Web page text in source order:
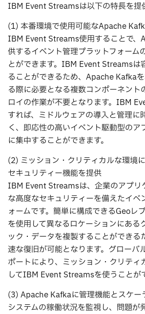
IBM Event Streamsは以下の特長を提
(1) 本番環境で使用可能なApache
IBM Event Streams使用することで、
供するイベント管理プラットフォーム
とができます。IBM Event Streamsは
ることができるため、Apache Kafka
る際に必要となる複数コンポーネント
ロイの作業が不要となります。IBM
すれば、ミドルウェアの導入と管理に
く、即応性の高いイベント駆動型のア
に集中することができます。
(2) ミッション・クリティカルな環境
セキュリティー機能を提供
IBM Event Streamsは、企業のアプリ
な高度なセキュリティーを備えたイベ
ォームです。簡単に構成できるGeoレ
を使用して異なるロケーションにある
ック・データを複製することができる
速な復旧が可能となります。グローバ
ポートにより、ミッション・クリティ
してIBM Event Streamsを使うことが
(3) Apache Kafkaに管理機能とスケー
システムの稼働状況を監視し、問題が